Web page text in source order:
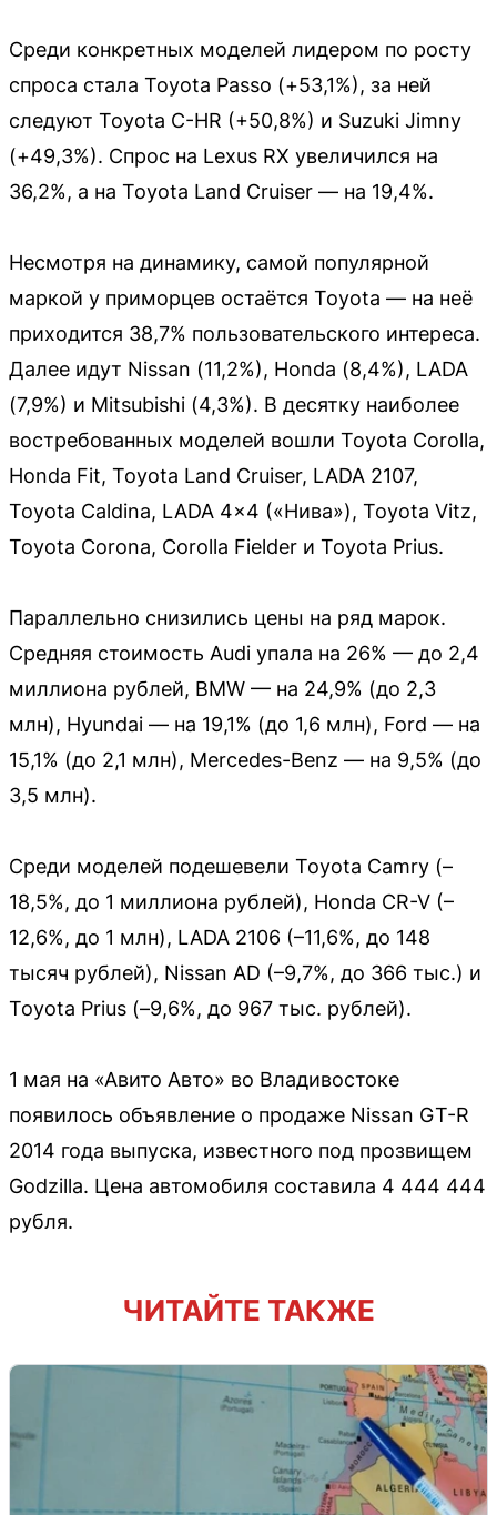
Среди конкретных моделей лидером по росту
спроса стала Toyota Passo (+53,1%), за ней
следуют Toyota C-HR (+50,8%) и Suzuki Jimny
(+49,3%). Спрос на Lexus RX увеличился на
36,2%, а на Toyota Land Cruiser — на 19,4%.
Несмотря на динамику, самой популярной
маркой у приморцев остаётся Toyota — на неё
приходится 38,7% пользовательского интереса.
Далее идут Nissan (11,2%), Honda (8,4%), LADA
(7,9%) и Mitsubishi (4,3%). В десятку наиболее
востребованных моделей вошли Toyota Corolla,
Honda Fit, Toyota Land Cruiser, LADA 2107,
Toyota Caldina, LADA 4×4 («Нива»), Toyota Vitz,
Toyota Corona, Corolla Fielder и Toyota Prius.
Параллельно снизились цены на ряд марок.
Средняя стоимость Audi упала на 26% — до 2,4
миллиона рублей, BMW — на 24,9% (до 2,3
млн), Hyundai — на 19,1% (до 1,6 млн), Ford — на
15,1% (до 2,1 млн), Mercedes-Benz — на 9,5% (до
3,5 млн).
Среди моделей подешевели Toyota Camry (–
18,5%, до 1 миллиона рублей), Honda CR-V (–
12,6%, до 1 млн), LADA 2106 (–11,6%, до 148
тысяч рублей), Nissan AD (–9,7%, до 366 тыс.) и
Toyota Prius (–9,6%, до 967 тыс. рублей).
1 мая на «Авито Авто» во Владивостоке
появилось объявление о продаже Nissan GT-R
2014 года выпуска, известного под прозвищем
Godzilla. Цена автомобиля составила 4 444 444
рубля.
ЧИТАЙТЕ ТАКЖЕ